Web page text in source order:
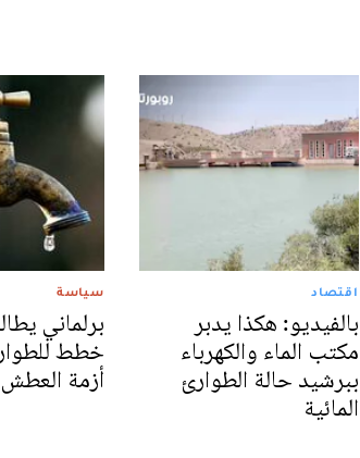
اقتصاد
بالفيديو: هكذا يدبر
مكتب الماء والكهرباء
ببرشيد حالة الطوارئ
المائية
سياسة
برلماني
خطط
أزمة العطش